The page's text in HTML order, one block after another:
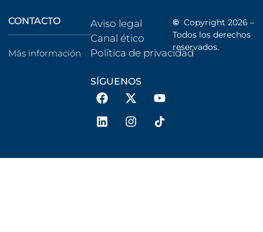
CONTACTO
Más información
Aviso legal
Canal ético
Política de privacidad
SÍGUENOS
© Copyright 2026 –
Todos los derechos
reservados.